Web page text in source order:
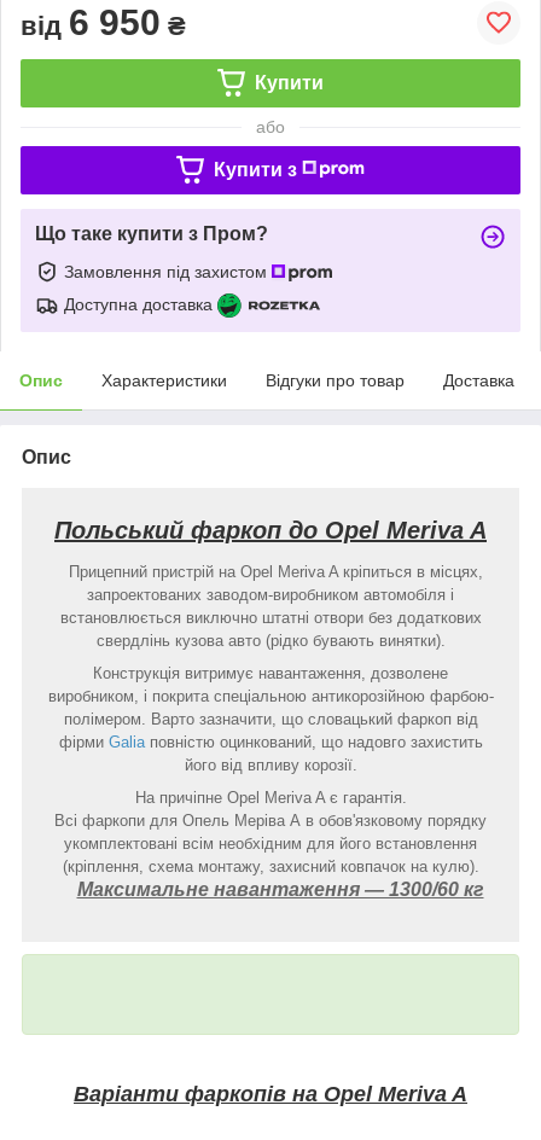
від 6 950 ₴
Купити
або
Купити з
Що таке купити з Пром?
Замовлення під захистом
Доступна доставка
Опис Характеристики Відгуки про товар Доставка
Опис
Польський фаркоп до Opel Meriva A
Прицепний пристрій на Opel Meriva A кріпиться в місцях,
запроектованих заводом-виробником автомобіля і
встановлюється виключно штатні отвори без додаткових
свердлінь кузова авто (рідко бувають винятки).
Конструкція витримує навантаження, дозволене
виробником, і покрита спеціальною антикорозійною фарбою-
полімером. Варто зазначити, що словацький фаркоп від
фірми Galiaповністю оцинкований, що надовго захистить
його від впливу корозії.
На причіпне Opel Meriva A є гарантія.
Всі фаркопи для Опель Меріва А в обов'язковому порядку
укомплектовані всім необхідним для його встановлення
(кріплення, схема монтажу, захисний ковпачок на кулю).
Максимальне навантаження ― 1300/60 кг
Варіанти фаркопів на Opel Meriva A